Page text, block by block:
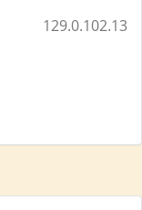
129.0.102.13